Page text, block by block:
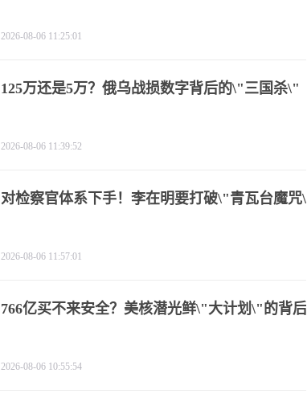
2026-08-06 11:25:01
125万还是5万？俄乌战损数字背后的\"三国杀\"
2026-08-06 11:39:52
对检察官体系下手！李在明要打破\"青瓦台魔咒\"
2026-08-06 11:57:01
766亿买不来安全？美核潜光鲜\"大计划\"的背后
2026-08-06 10:55:54